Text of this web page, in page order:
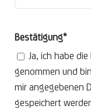
Bestätigung*
Ja, ich habe
genommen und
mir angegebenen
gespeichert